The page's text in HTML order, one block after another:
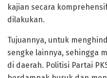
kajian secara
dilakukan.
Tujuannya, untuk
sengke lainnya, sehingga
di daerah. Politisi Partai